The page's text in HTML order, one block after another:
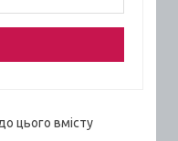
цього вмісту